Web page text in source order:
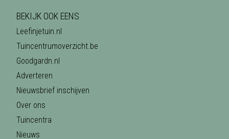
BEKIJK OOK EENS
Leefinjetuin.nl
Tuincentrumoverzicht.be
Goodgardn.nl
Adverteren
Nieuwsbrief inschijven
Over ons
Tuincentra
Nieuws